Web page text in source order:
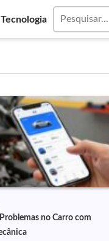
Tecnologia
no Carro com